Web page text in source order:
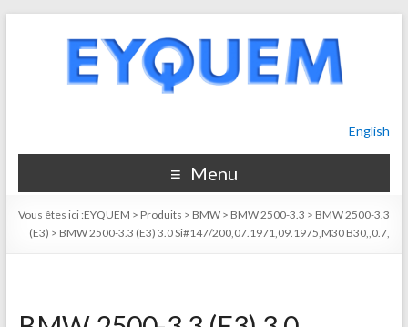
English
Menu
Vous êtes ici :EYQUEM > Produits > BMW > BMW 2500-3.3 > BMW 2500-3.3
(E3) > BMW 2500-3.3 (E3) 3.0 Si#147/200,07.1971,09.1975,M30 B30,,0.7,